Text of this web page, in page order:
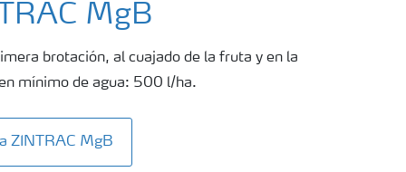
MgB
brotación, al cuajado de la fruta y en la
mínimo de agua: 500 l/ha.
ZINTRAC MgB